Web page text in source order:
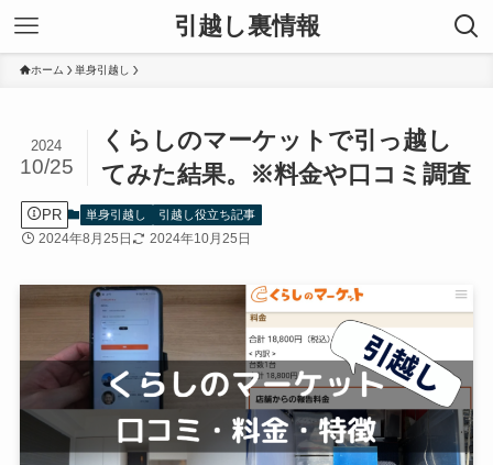
引越し裏情報
ホーム 単身引越し
くらしのマーケットで引っ越し
てみた結果。※料金や口コミ調査
2024
10/25
PR 単身引越し 引越し役立ち記事
2024年8月25日 2024年10月25日